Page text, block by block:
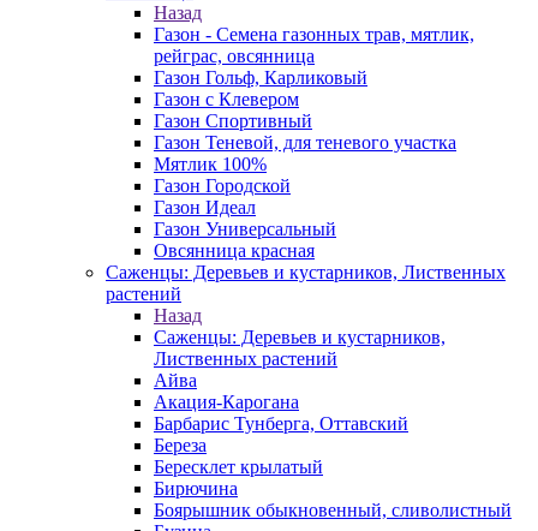
Назад
Газон - Семена газонных трав, мятлик,
рейграс, овсянница
Газон Гольф, Карликовый
Газон с Клевером
Газон Спортивный
Газон Теневой, для теневого участка
Мятлик 100%
Газон Городской
Газон Идеал
Газон Универсальный
Овсянница красная
Саженцы: Деревьев и кустарников, Лиственных
растений
Назад
Саженцы: Деревьев и кустарников,
Лиственных растений
Айва
Акация-Карогана
Барбарис Тунберга, Оттавский
Береза
Бересклет крылатый
Бирючина
Боярышник обыкновенный, сливолистный